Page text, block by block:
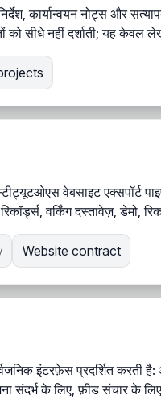
कार्यान्वयन नोट्स और
सीधे नहीं दर्शाती; यह केवल लेखक
वेबसाइट एक्सपॉर्ट
वर्किंग दस्तावेज़, डेमो,
Website contract
इंटरफ़ेस प्रदर्शित करती
संदर्भ के लिए, फ़ीड संचार के